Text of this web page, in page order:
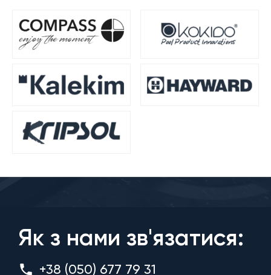
Як з нами зв'язатися:
+38 (050) 677 79 31